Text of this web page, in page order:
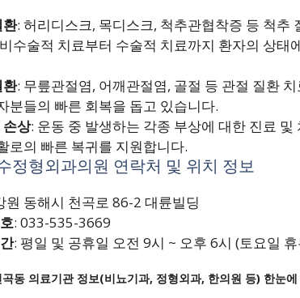
환: 허리디스크, 목디스크, 척추관협착증 등 척추
수술적 치료부터 수술적 치료까지 환자의 상태
환: 무릎관절염, 어깨관절염, 골절 등 관절 질환
분들의 빠른 회복을 돕고 있습니다.
상: 운동 중 발생하는 각종 부상에 대한 진료
로의 빠른 복귀를 지원합니다.
정형외과의원 연락처 및 위치 정보
원 동해시 천곡로 86-2 대륜빌딩
: 033-535-3669
: 평일 및 공휴일 오전 9시 ~ 오후 6시 (토요일
동 의료기관 정보(비뇨기과, 정형외과, 한의원 등) 한눈